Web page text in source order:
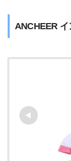
ANCHEER